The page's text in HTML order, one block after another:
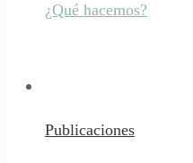
¿Qué hacemos?
Publicaciones